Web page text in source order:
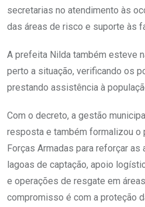
secretarias no atendimento às
das áreas de risco e suporte às
A prefeita Nilda também esteve
perto a situação, verificando os
prestando assistência à
Com o decreto, a gestão
resposta e também formalizou o
Forças Armadas para reforçar
lagoas de captação, apoio
e operações de resgate em
compromisso é com a proteção